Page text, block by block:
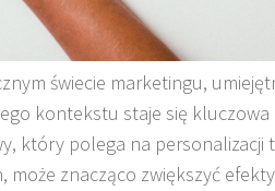
świecie marketingu,
kontekstu staje się kluczowa
który polega na personalizacji
może znacząco zwiększyć